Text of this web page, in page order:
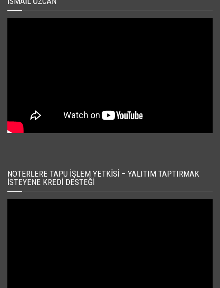
NOTERLERE TAPU İŞLEM YETKISI – YALITIM TAPTIRMAK
İSTEYENE KREDI DESTEĞI